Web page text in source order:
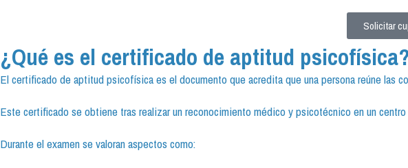
Solicitar
¿Qué es el certificado de aptitud
El certificado de aptitud psicofísica es el documento que acredita que una persona reúne las
Este certificado se obtiene tras realizar un reconocimiento médico y psicotécnico en un
Durante el examen se valoran aspectos como: